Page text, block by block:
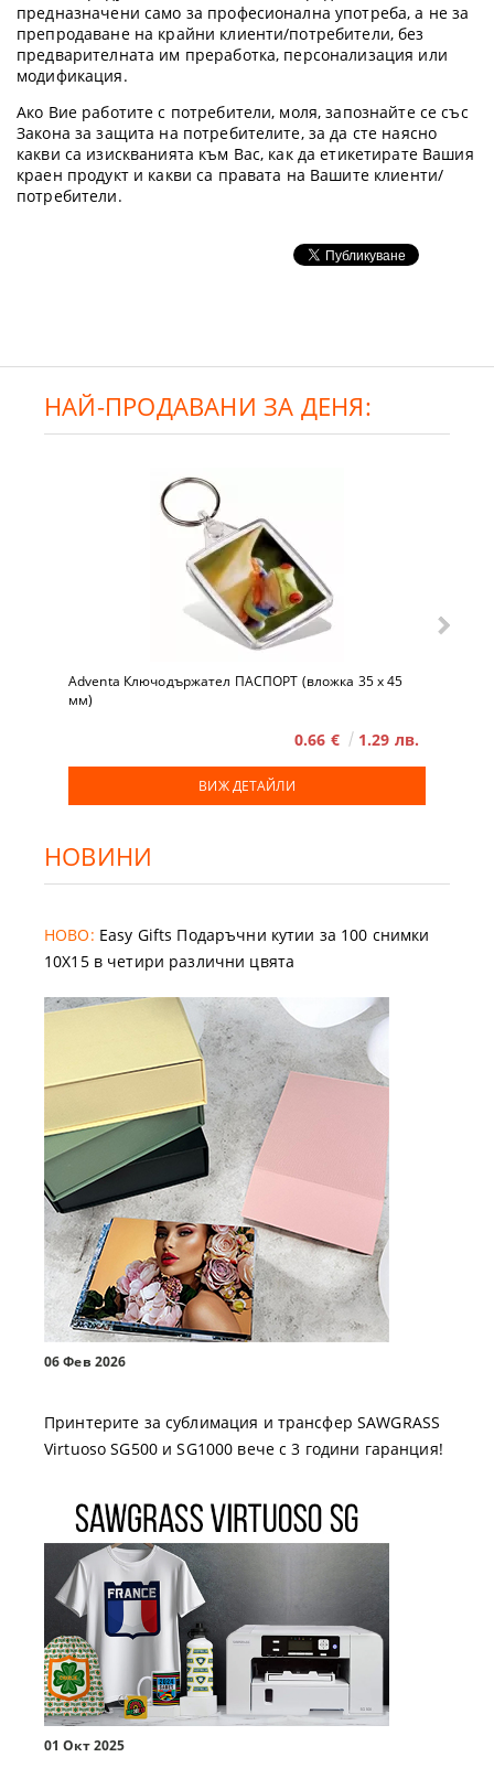
предназначени само за професионална употреба, а не за
препродаване на крайни клиенти/потребители, без
предварителната им преработка, персонализация или
модификация.
Ако Вие работите с потребители, моля, запознайте се със
Закона за защита на потребителите, за да сте наясно
какви са изискванията към Вас, как да етикетирате Вашия
краен продукт и какви са правата на Вашите клиенти/
потребители.
НАЙ-ПРОДАВАНИ ЗА ДЕНЯ:
Adventa Ключодържател ПАСПОРТ (вложка 35 x 45
мм)
0.66 € 1.29 лв.
ВИЖ ДЕТАЙЛИ
НОВИНИ
НОВО: Easy Gifts Подаръчни кутии за 100 снимки
10X15 в четири различни цвята
06 Фев 2026
Принтерите за сублимация и трансфер SAWGRASS
Virtuoso SG500 и SG1000 вече с 3 години гаранция!
01 Окт 2025